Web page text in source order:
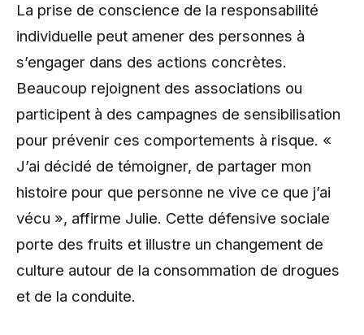
La prise de conscience de la responsabilité
individuelle peut amener des personnes à
s’engager dans des actions concrètes.
Beaucoup rejoignent des associations ou
participent à des campagnes de sensibilisation
pour prévenir ces comportements à risque. «
J’ai décidé de témoigner, de partager mon
histoire pour que personne ne vive ce que j’ai
vécu », affirme Julie. Cette défensive sociale
porte des fruits et illustre un changement de
culture autour de la consommation de drogues
et de la conduite.